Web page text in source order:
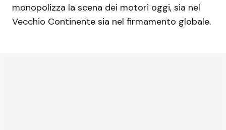
monopolizza la scena dei motori oggi, sia nel
Vecchio Continente sia nel firmamento globale.